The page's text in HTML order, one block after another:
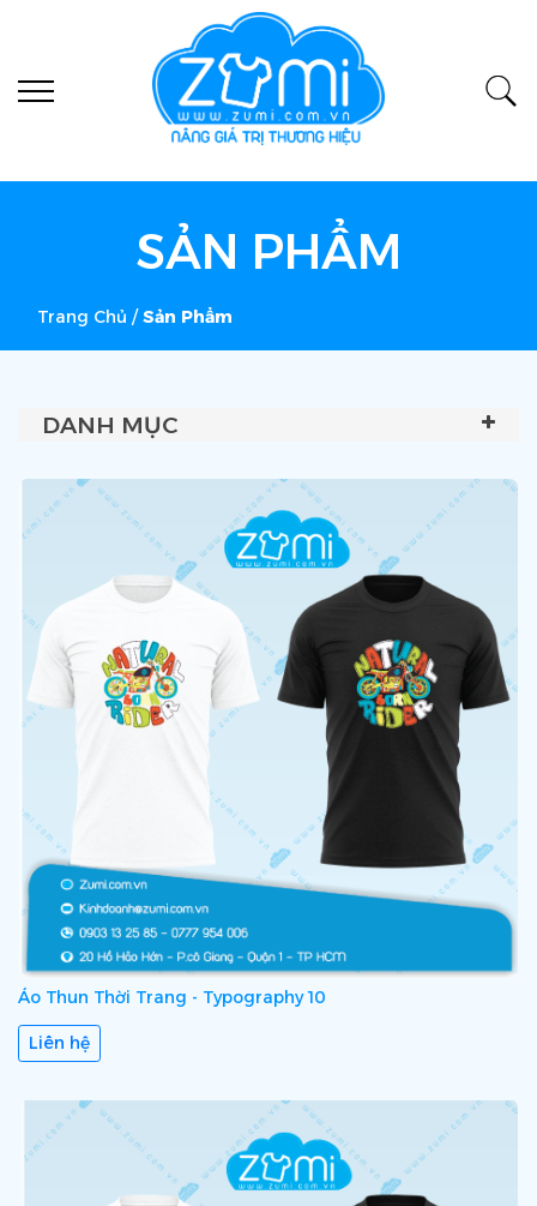
SẢN PHẨM
Trang Chủ / Sản Phẩm
DANH MỤC
Áo Thun Thời Trang - Typography 10
Liên hệ